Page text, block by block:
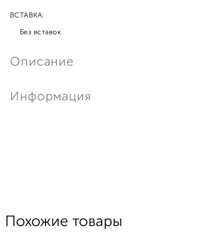
Описание
Информация
ВСТАВКА:
Без вставок
Похожие товары